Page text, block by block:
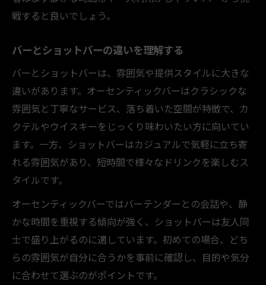
戦すると良いでしょう。
バーとショットバーの違いを理解する
バーとショットバーは、雰囲気や提供スタイルに大きな
違いがあります。オーセンティックバーはクラシックな
雰囲気と丁寧なサービス、落ち着いた空間が特徴で、カ
クテルやウイスキーをじっくり味わいたい方に向いてい
ます。一方、ショットバーはカジュアルで気軽に立ち寄
れる雰囲気があり、短時間で様々なドリンクを楽しむス
タイルです。
オーセンティックバーではバーテンダーとの会話や、静
かな時間を重視する傾向が強く、ショットバーは友人同
士で盛り上がるのに適しています。初めての場合、どち
らの雰囲気が自分に合うかを事前に確認し、目的や気分
に合わせて選ぶのがポイントです。